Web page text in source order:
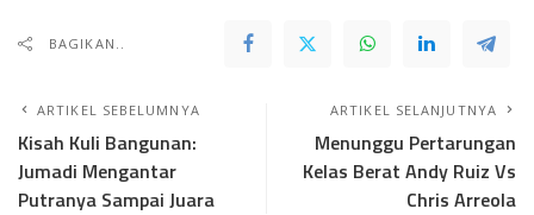
BAGIKAN..
ARTIKEL SEBELUMNYA
Kisah Kuli Bangunan:
Jumadi Mengantar
Putranya Sampai Juara
ARTIKEL SELANJUTNYA
Menunggu Pertarungan
Kelas Berat Andy Ruiz Vs
Chris Arreola